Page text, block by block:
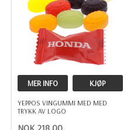
MER INFO KJØP
YEPPOS VINGUMMI MED MED
TRYKK AV LOGO